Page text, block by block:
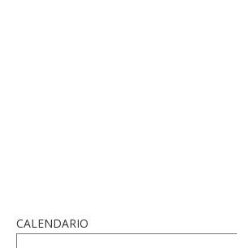
CALENDARIO